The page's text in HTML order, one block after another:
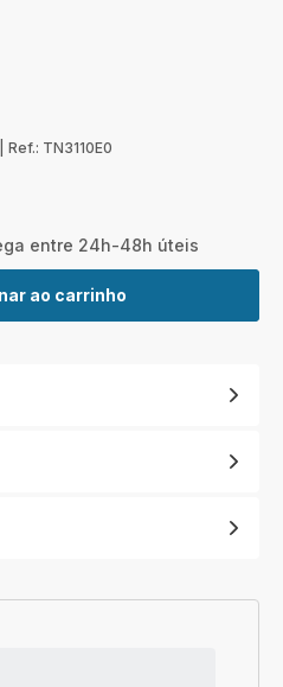
Ref.: TN3110E0
entre 24h-48h úteis
ao carrinho